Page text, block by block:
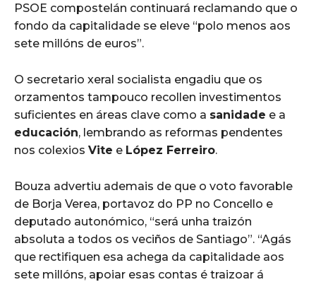
PSOE compostelán continuará reclamando que o
fondo da capitalidade se eleve “polo menos aos
sete millóns de euros”.
O secretario xeral socialista engadiu que os
orzamentos tampouco recollen investimentos
suficientes en áreas clave como a sanidade e a
educación, lembrando as reformas pendentes
nos colexios Vite e López Ferreiro.
Bouza advertiu ademais de que o voto favorable
de Borja Verea, portavoz do PP no Concello e
deputado autonómico, “será unha traizón
absoluta a todos os veciños de Santiago”. “Agás
que rectifiquen esa achega da capitalidade aos
sete millóns, apoiar esas contas é traizoar á